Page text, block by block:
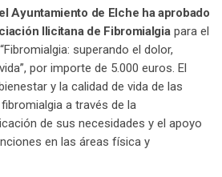
Ayuntamiento de Elche ha aprobado
Ilicitana de Fibromialgiapara el
superando el dolor,
por importe de 5.000 euros. El
y la calidad de vida de las
a través de la
de sus necesidades y el apoyo
en las áreas física y